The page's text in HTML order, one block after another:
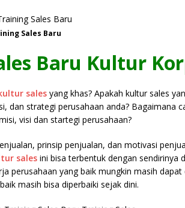
Sales Baru
Baru Kultur
sales yang khas? Apakah kultur sales
dan strategi perusahaan anda? Bagaimana
visi dan startegi perusahaan?
prinsip penjualan, dan motivasi
sales ini bisa terbentuk dengan sendirinya
perusahaan yang baik mungkin masih dapat
masih bisa diperbaiki sejak dini.